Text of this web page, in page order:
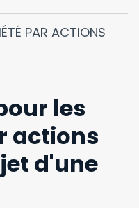
PAR ACTIONS
les
actions
d'une